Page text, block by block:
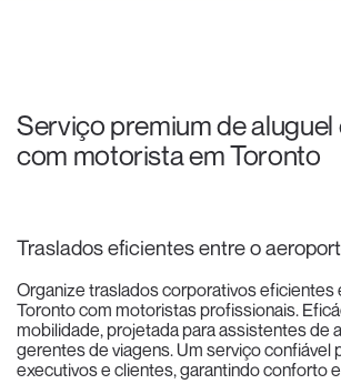
Serviço premium de
com motorista em Toronto
Traslados eficientes entre o
Organize traslados corporativos eficientes
Toronto com motoristas profissionais.
mobilidade, projetada para assistentes de
gerentes de viagens. Um serviço confiável
executivos e clientes, garantindo conforto